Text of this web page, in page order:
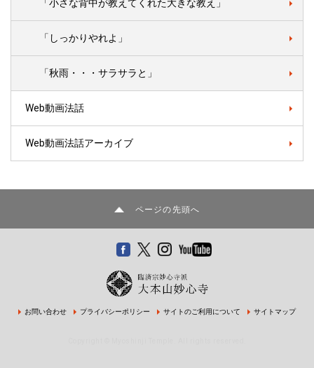
「小さな背中が教えてくれた大きな教え」
「しっかりやれよ」
「秋雨・・・サラサラと」
Web動画法話
Web動画法話アーカイブ
ページの先頭へ
お問い合わせ プライバシーポリシー サイトのご利用について サイトマップ